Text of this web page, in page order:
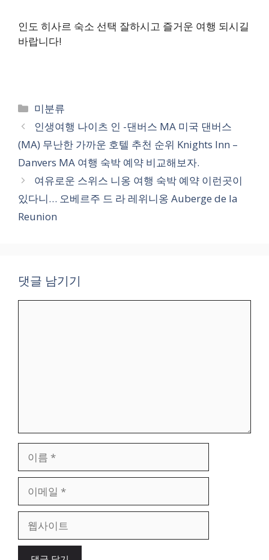
인도 히사르 숙소 선택 잘하시고 즐거운 여행 되시길
바랍니다!
카
테
고
리
미분류
인생여행 나이츠 인 -댄버스 MA 미국 댄버스
(MA) 무난한 가까운 호텔 추천 순위 Knights Inn –
Danvers MA 여행 숙박 예약 비교해보자.
여유로운 스위스 니옹 여행 숙박 예약 이런곳이
있다니… 오베르주 드 라 레위니옹 Auberge de la
Reunion
댓글 남기기
일
이